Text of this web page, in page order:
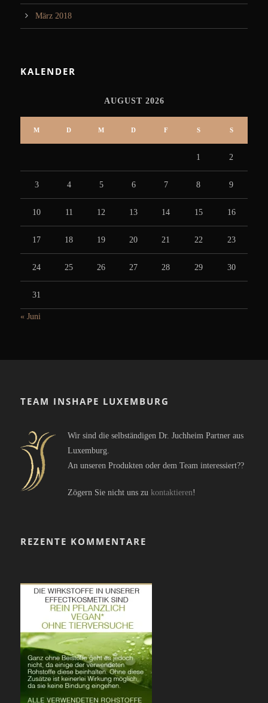
März 2018
KALENDER
AUGUST 2026
M D M D F S S
1 2
3 4 5 6 7 8 9
10 11 12 13 14 15 16
17 18 19 20 21 22 23
24 25 26 27 28 29 30
31
« Juni
TEAM INSHAPE LUXEMBURG
Wir sind die selbständigen Dr. Juchheim Partner aus
Luxemburg.
An unseren Produkten oder dem Team interessiert??
Zögern Sie nicht uns zu kontaktieren!
REZENTE KOMMENTARE